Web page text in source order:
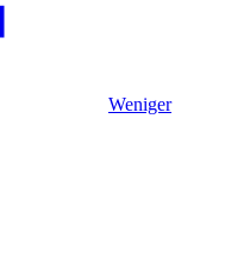
Weniger